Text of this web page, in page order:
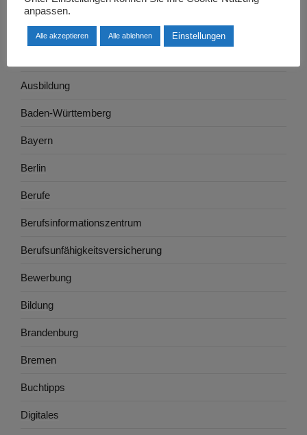
Arbeitsrecht
Arbeitswelt
Ausbildung
Baden-Württemberg
Bayern
Berlin
Berufe
Berufsinformationszentrum
Berufsunfähigkeitsversicherung
Bewerbung
Bildung
Brandenburg
Bremen
Buchtipps
Digitales
anpassen.
Alle akzeptieren Alle ablehnen Einstellungen